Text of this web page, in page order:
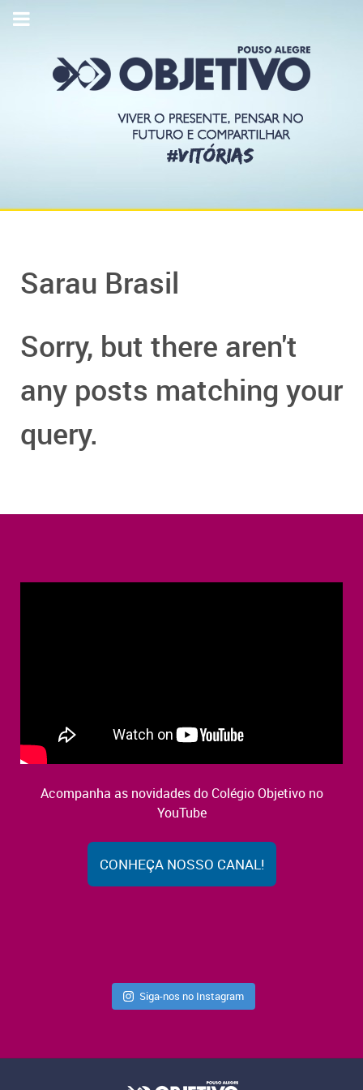
Sarau Brasil
Sorry, but there aren't
any posts matching your
query.
Acompanha as novidades do Colégio Objetivo no
YouTube
CONHEÇA NOSSO CANAL!
Siga-nos no Instagram